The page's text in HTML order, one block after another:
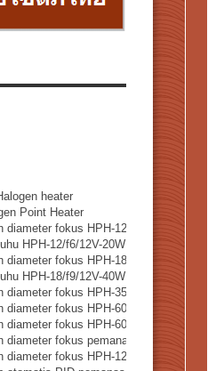
heater
Point Heater
diameter fokus HPH-12
HPH-12/f6/12V-20W
diameter fokus HPH-18
HPH-18/f9/12V-40W
diameter fokus HPH-35
diameter fokus HPH-60/f30
diameter fokus HPH-60-f60
diameter fokus pemanas titik halogen
diameter fokus HPH-120-f45